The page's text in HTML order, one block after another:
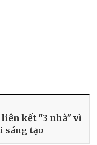
kết "3 nhà" vì
sáng tạo